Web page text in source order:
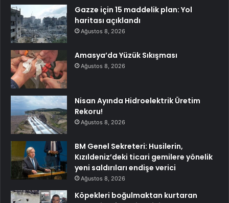
Gazze için 15 maddelik plan: Yol
haritası açıklandı
Ağustos 8, 2026
Amasya’da Yüzük Sıkışması
Ağustos 8, 2026
Nisan Ayında Hidroelektrik Üretim
Rekoru!
Ağustos 8, 2026
BM Genel Sekreteri: Husilerin,
Kızıldeniz’deki ticari gemilere yönelik
yeni saldırıları endişe verici
Ağustos 8, 2026
Köpekleri boğulmaktan kurtaran